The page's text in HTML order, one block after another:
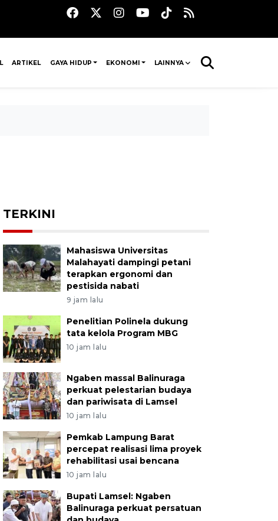
ARTIKEL GAYA HIDUP EKONOMI LAINNYA
TERKINI
Mahasiswa Universitas
Malahayati dampingi petani
terapkan ergonomi dan
pestisida nabati
9 jam lalu
Penelitian Polinela dukung
tata kelola Program MBG
10 jam lalu
Ngaben massal Balinuraga
perkuat pelestarian budaya
dan pariwisata di Lamsel
10 jam lalu
Pemkab Lampung Barat
percepat realisasi lima proyek
rehabilitasi usai bencana
10 jam lalu
Bupati Lamsel: Ngaben
Balinuraga perkuat persatuan